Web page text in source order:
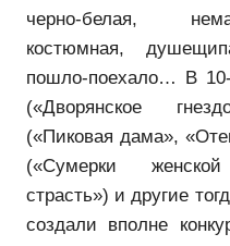
черно-белая,
костюмная,
пошло-поехало… В
(«Дворянское
(«Пиковая дама»,
(«Сумерки
страсть») и другие
создали вполне